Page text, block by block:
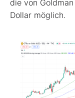
die von
Dollar möglich.